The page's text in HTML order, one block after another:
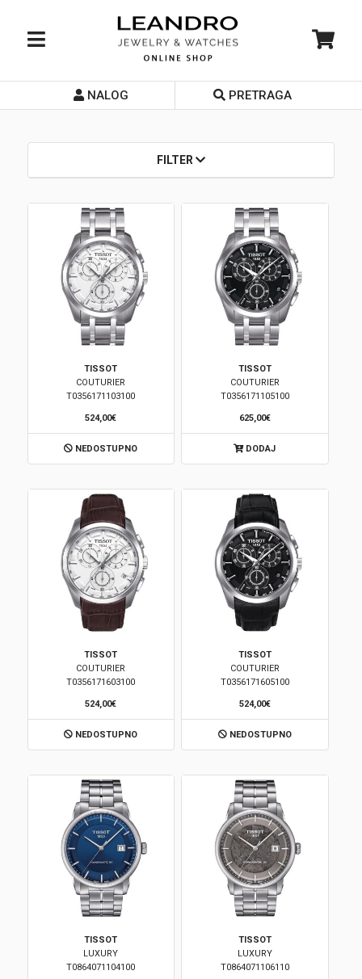
Početna
Prodavnice
Kontakt
Loyalty Club
Brendovi
Swiss🇨🇭
Satovi
Diamond
Outlet
POKLON VAUČER
Prijava
Registracija
NALOG PRETRAGA
FILTER
TISSOT
COUTURIER
T0356171103100
524,00€
NEDOSTUPNO
TISSOT
COUTURIER
T0356171105100
625,00€
DODAJ
TISSOT
COUTURIER
T0356171603100
524,00€
NEDOSTUPNO
TISSOT
COUTURIER
T0356171605100
524,00€
NEDOSTUPNO
TISSOT
LUXURY
T0864071104100
TISSOT
LUXURY
T0864071106110